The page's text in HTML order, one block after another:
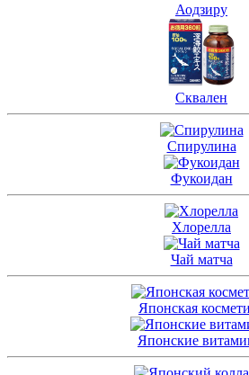
Аодзиру
Сквален
Спирулина
Фукоидан
Хлорелла
Чай матча
Японская
Японские